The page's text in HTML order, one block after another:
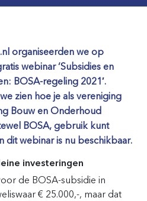
organiseerden we op
webinar ‘Subsidies en
BOSA-regeling 2021′.
zien hoe je als vereniging
Bouw en Onderhoud
BOSA, gebruik kunt
dit webinar is nu beschikbaar.
investeringen
de BOSA-subsidie in
€ 25.000,-, maar dat